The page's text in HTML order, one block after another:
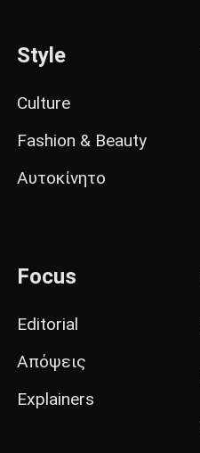
Style
Culture
Fashion & Beauty
Αυτοκίνητο
Focus
Editorial
Απόψεις
Explainers